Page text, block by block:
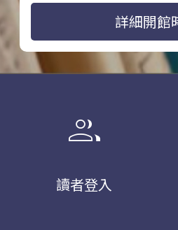
詳細開館
group
讀者登入